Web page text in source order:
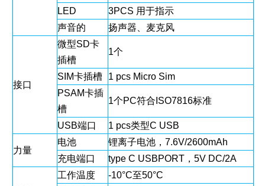
LED
3PCS 用于指示
声音的
扬声器、麦克风
接口
微型SD卡
插槽
1个
SIM卡插槽
1 pcs Micro Sim
PSAM卡插
槽
1个PC符合ISO7816标准
USB端口 1 pcs类型C USB
力量
电池
锂离子电池，7.6V/2600mAh
充电端口
type C USBPORT，5V DC/2A
工作温度
-10°C至50°C